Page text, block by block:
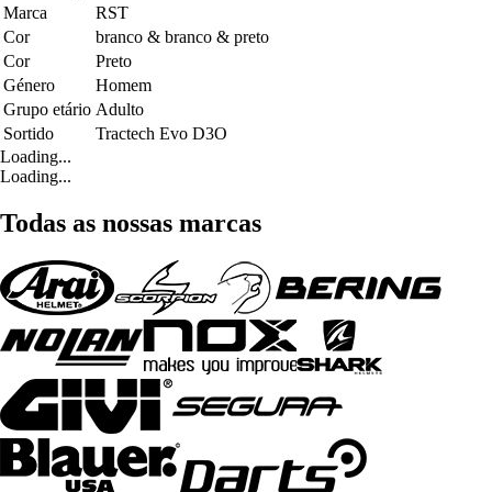
Marca
RST
Cor
branco & branco & preto
Cor
Preto
Género
Homem
Grupo etário Adulto
Sortido
Tractech Evo D3O
Loading...
Loading...
Todas as nossas marcas